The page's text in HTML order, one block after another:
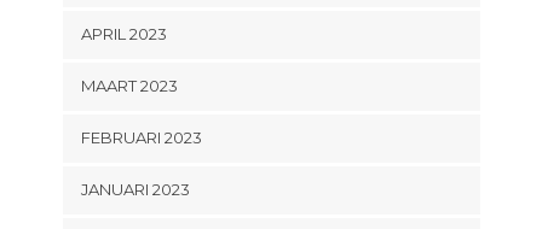
APRIL 2023
MAART 2023
FEBRUARI 2023
JANUARI 2023